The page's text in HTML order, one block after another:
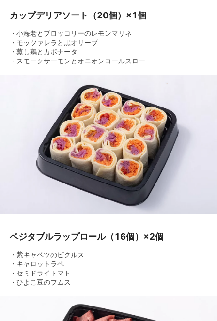
カップデリアソート（20個）×1個
・小海老とブロッコリーのレモンマリネ
・モッツァレラと黒オリーブ
・蒸し鶏とカポナータ
・スモークサーモンとオニオンコールスロー
ベジタブルラップロール（16個）×2個
・紫キャベツのピクルス
・キャロットラペ
・セミドライトマト
・ひよこ豆のフムス